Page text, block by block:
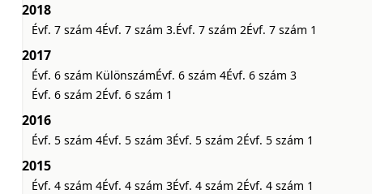
2018
Évf. 7 szám 4Évf. 7 szám 3.Évf. 7 szám 2Évf. 7 szám 1
2017
Évf. 6 szám KülönszámÉvf. 6 szám 4Évf. 6 szám 3
Évf. 6 szám 2Évf. 6 szám 1
2016
Évf. 5 szám 4Évf. 5 szám 3Évf. 5 szám 2Évf. 5 szám 1
2015
Évf. 4 szám 4Évf. 4 szám 3Évf. 4 szám 2Évf. 4 szám 1